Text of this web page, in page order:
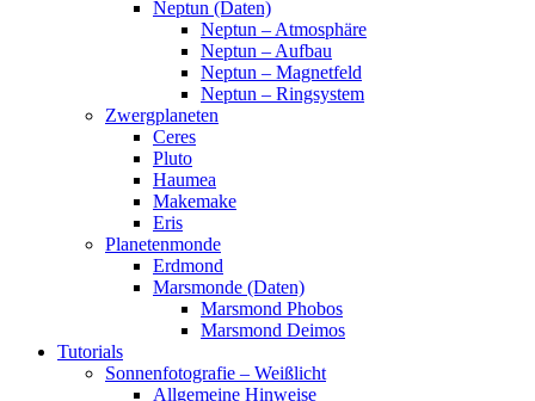
Neptun (Daten)
Neptun – Atmosphäre
Neptun – Aufbau
Neptun – Magnetfeld
Neptun – Ringsystem
Zwergplaneten
Ceres
Pluto
Haumea
Makemake
Eris
Planetenmonde
Erdmond
Marsmonde (Daten)
Marsmond Phobos
Marsmond Deimos
Tutorials
Sonnenfotografie – Weißlicht
Allgemeine Hinweise